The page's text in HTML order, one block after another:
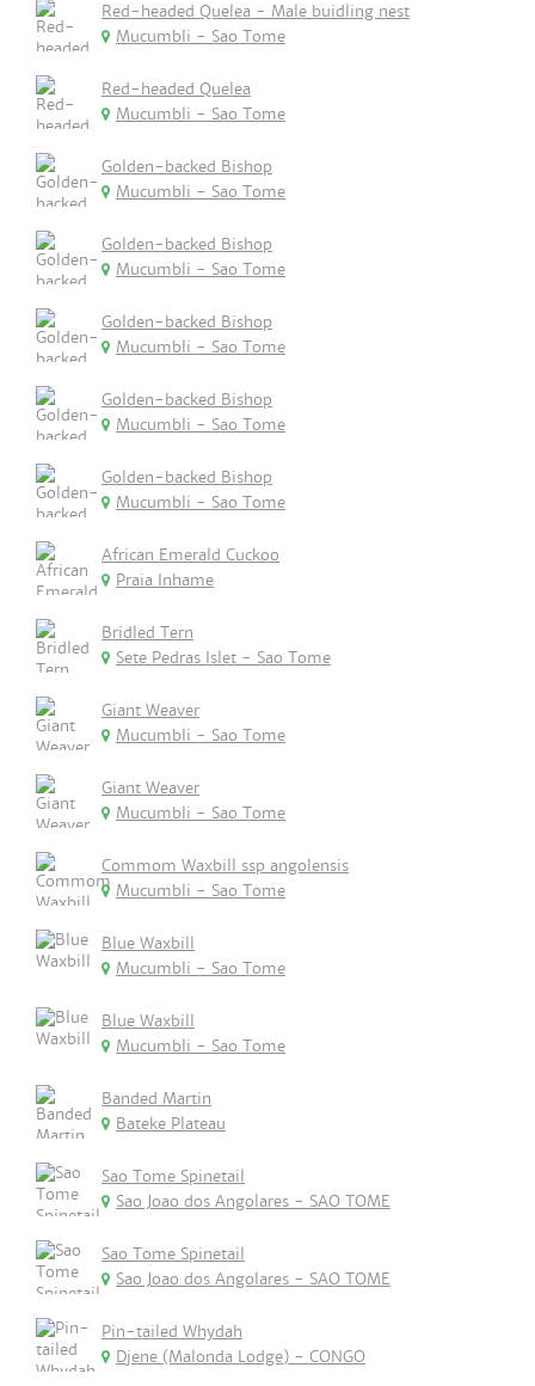
Red-headed Quelea - Male buidling nest
Mucumbli - Sao Tome
Red-headed Quelea
Mucumbli - Sao Tome
Golden-backed Bishop
Mucumbli - Sao Tome
Golden-backed Bishop
Mucumbli - Sao Tome
Golden-backed Bishop
Mucumbli - Sao Tome
Golden-backed Bishop
Mucumbli - Sao Tome
Golden-backed Bishop
Mucumbli - Sao Tome
African Emerald Cuckoo
Praia Inhame
Bridled Tern
Sete Pedras Islet - Sao Tome
Giant Weaver
Mucumbli - Sao Tome
Giant Weaver
Mucumbli - Sao Tome
Commom Waxbill ssp angolensis
Mucumbli - Sao Tome
Blue Waxbill
Mucumbli - Sao Tome
Blue Waxbill
Mucumbli - Sao Tome
Banded Martin
Bateke Plateau
Sao Tome Spinetail
Sao Joao dos Angolares - SAO TOME
Sao Tome Spinetail
Sao Joao dos Angolares - SAO TOME
Pin-tailed Whydah
Djene (Malonda Lodge) - CONGO